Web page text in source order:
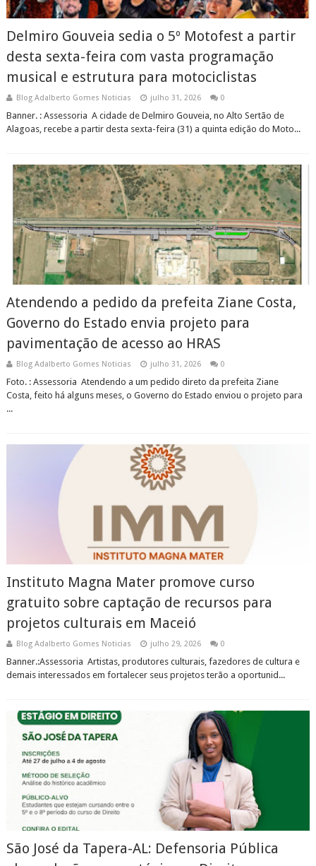
Delmiro Gouveia sedia o 5º Motofest a partir
desta sexta-feira com vasta programação
musical e estrutura para motociclistas
Blog Adalberto Gomes Noticias julho 31, 2026 0
Banner. : Assessoria A cidade de Delmiro Gouveia, no Alto Sertão de
Alagoas, recebe a partir desta sexta-feira (31) a quinta edição do Moto...
Atendendo a pedido da prefeita Ziane Costa,
Governo do Estado envia projeto para
pavimentação de acesso ao HRAS
Blog Adalberto Gomes Noticias julho 31, 2026 0
Foto. : Assessoria ​Atendendo a um pedido direto da prefeita Ziane
Costa, feito há alguns meses, o Governo do Estado enviou o projeto para
...
Instituto Magna Mater promove curso
gratuito sobre captação de recursos para
projetos culturais em Maceió
Blog Adalberto Gomes Noticias julho 29, 2026 0
Banner.:Assessoria Artistas, produtores culturais, fazedores de cultura e
demais interessados em fortalecer seus projetos terão a oportunid...
São José da Tapera-AL: Defensoria Pública